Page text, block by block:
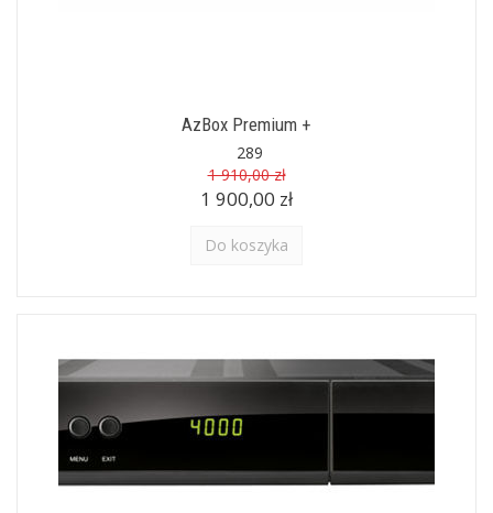
AzBox Premium +
289
1 910,00 zł
1 900,00 zł
Do koszyka